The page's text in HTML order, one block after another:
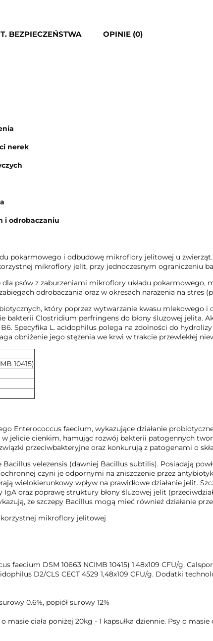
BEZPIECZEŃSTWA OPINIE (0)
nerek
i odrobaczaniu
pokarmowego i odbudowę mikroflory jelitowej u
mikroflory jelit, przy jednoczesnym ograniczeniu
psów z zaburzeniami mikroflory układu pokarmowego,
odrobaczania oraz w okresach narażenia na stres
który poprzez wytwarzanie kwasu mlekowego
bakterii Clostridium perfringens do błony śluzowej jelita.
Specyfika L. acidophilus polega na zdolności do
obniżenie jego stężenia we krwi w trakcie przewlekłej
10415)
Enterococcus faecium, wykazujące działanie
jelicie cienkim, hamując rozwój bakterii patogennych
przeciwbakteryjne oraz konkurują z patogenami o
velezensis (dawniej Bacillus subtilis). Posiadają
czyni je odpornymi na zniszczenie przez
wielokierunkowy wpływ na prawidłowe działanie jelit.
oraz poprawę struktury błony śluzowej jelit
że szczepy Bacillus mogą mieć również działanie
mikroflory jelitowej
DSM 10663 NCIMB 10415) 1,48x109 CFU/g,
D2/CLS CECT 4529 1,48x109 CFU/g. Dodatki
0.6%, popiół surowy 12%
masie ciała poniżej 20kg - 1 kapsułka dziennie. Psy o